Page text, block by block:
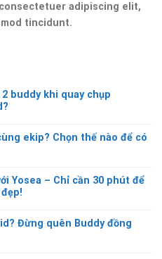
adipiscing elit,
tincidunt.
buddy khi quay chụp
ekip? Chọn thế nào để có
Yosea – Chỉ cần 30 phút để
Đừng quên Buddy đồng